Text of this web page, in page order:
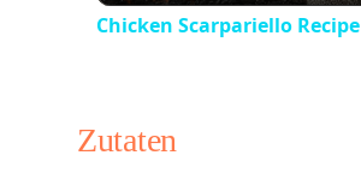
Chicken Scarpariello Recipe
Zutaten